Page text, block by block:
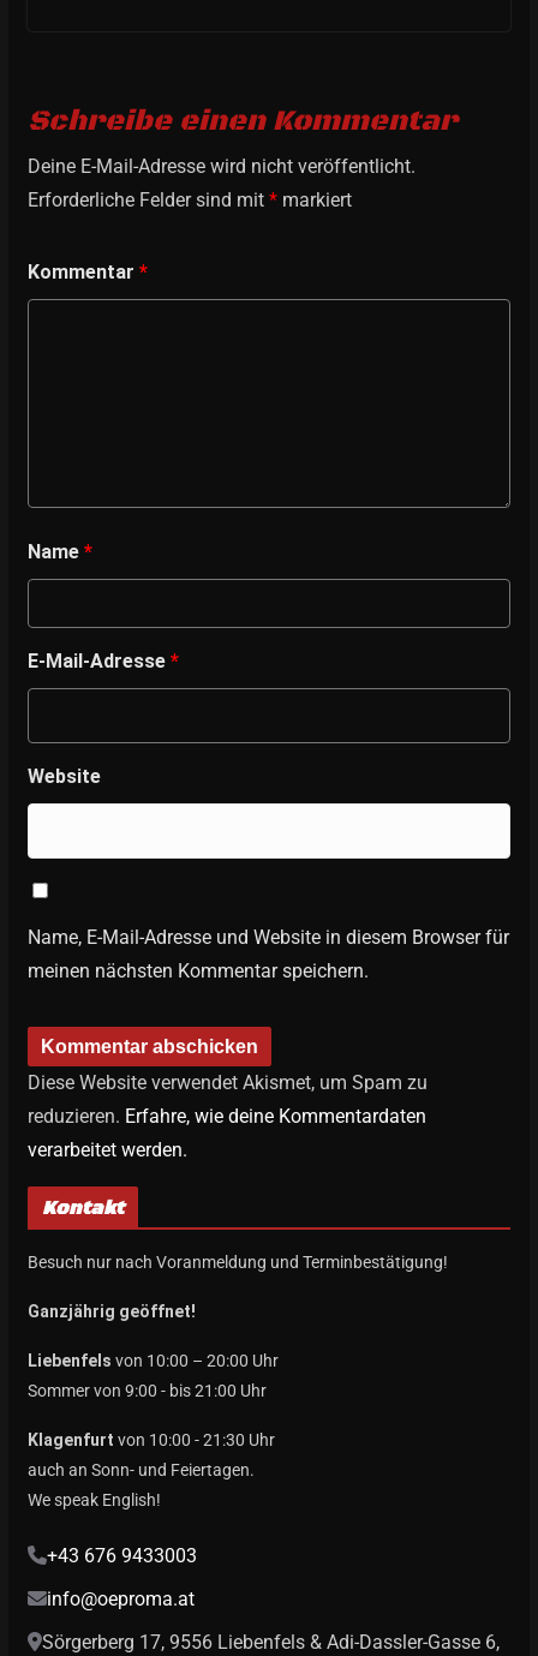
Schreibe einen Kommentar
Deine E-Mail-Adresse wird nicht veröffentlicht.
Erforderliche Felder sind mit *markiert
Kommentar *
Name *
E-Mail-Adresse *
Website
Name, E-Mail-Adresse und Website in diesem Browser für
meinen nächsten Kommentar speichern.
Diese Website verwendet Akismet, um Spam zu
reduzieren. Erfahre, wie deine Kommentardaten
verarbeitet werden.
Kontakt
Besuch nur nach Voranmeldung und Terminbestätigung!
Ganzjährig geöffnet!
Liebenfels von 10:00 – 20:00 Uhr
Sommer von 9:00 - bis 21:00 Uhr
Klagenfurt von 10:00 - 21:30 Uhr
auch an Sonn- und Feiertagen.
We speak English!
+43 676 9433003
info@oeproma.at
Sörgerberg 17, 9556 Liebenfels & Adi-Dassler-Gasse 6,